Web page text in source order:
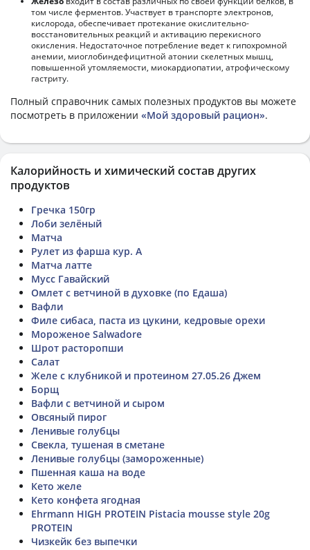
том числе ферментов. Участвует в транспорте электронов,
кислорода, обеспечивает протекание окислительно-
восстановительных реакций и активацию перекисного
окисления. Недостаточное потребление ведет к гипохромной
анемии, миоглобиндефицитной атонии скелетных мышц,
повышенной утомляемости, миокардиопатии, атрофическому
гастриту.
Полный справочник самых полезных продуктов вы можете
посмотреть в приложении «Мой здоровый рацион».
Калорийность и химический состав других
продуктов
Гречка 150гр
Лоби зелёный
Матча
Рулет из фарша кур. А
Матча латте
Мусс Гавайский
Омлет с ветчиной в духовке (по Едаша)
Вафли
Филе сибаса, паста из цукини, кедровые орехи
Мороженое Salwadore
Шрот расторопши
Салат
Желе с клубникой и протеином 27.05.26 Джем
Борщ
Вафли с ветчиной и сыром
Овсяный пирог
Ленивые голубцы
Свекла, тушеная в сметане
Ленивые голубцы (замороженные)
Пшенная каша на воде
Кето желе
Кето конфета ягодная
Ehrmann HIGH PROTEIN Pistacia mousse style 20g
PROTEIN
Чизкейк без выпечки